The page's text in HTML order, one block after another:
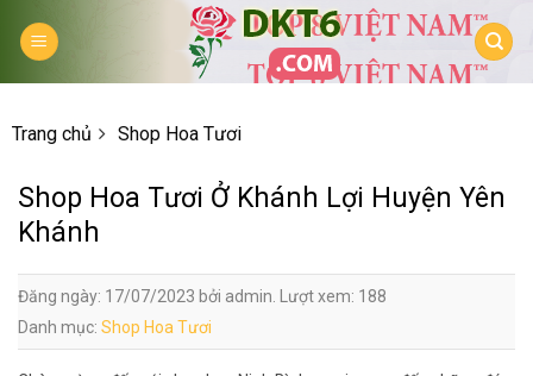
Trang chủ Shop Hoa Tươi
Shop Hoa Tươi Ở Khánh Lợi Huyện Yên
Khánh
Đăng ngày: 17/07/2023 bởi admin. Lượt xem: 188
Danh mục: Shop Hoa Tươi